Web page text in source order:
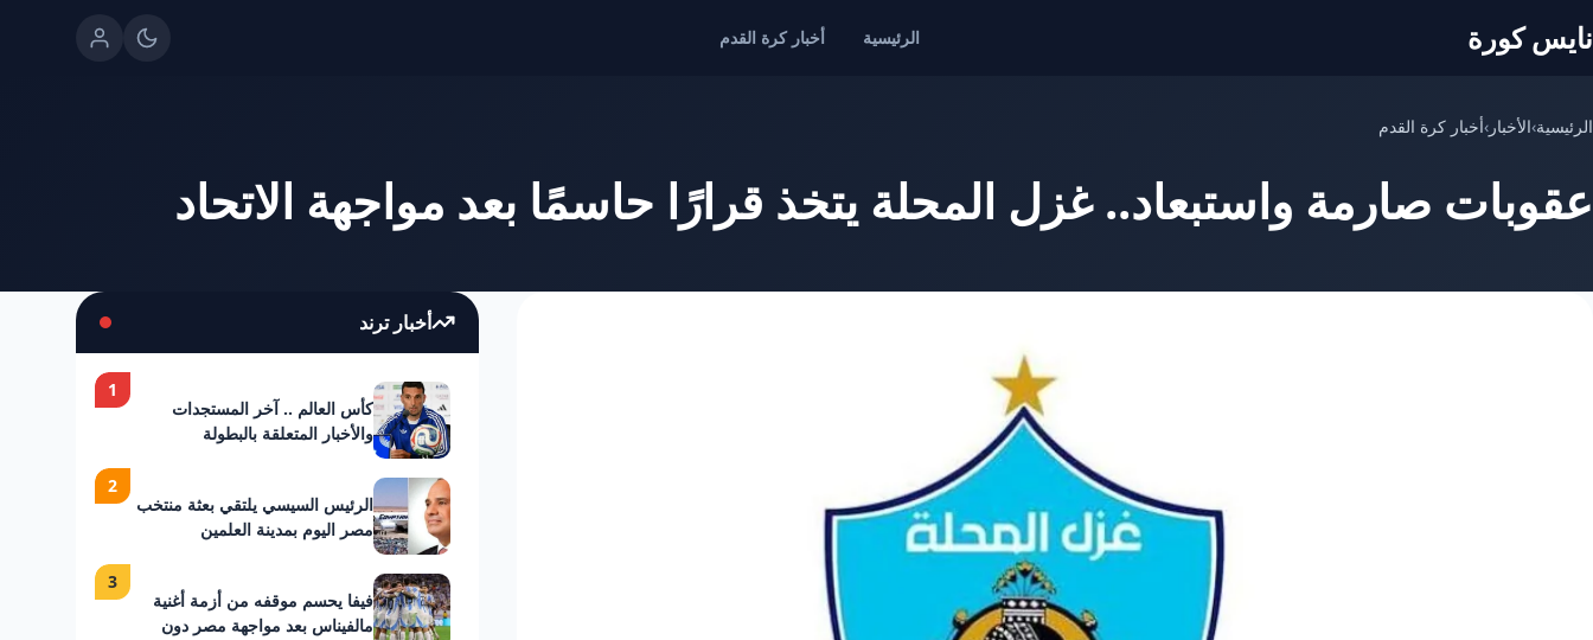
نايس كورة الرئيسية أخبار كرة القدم
الرئيسية›الأخبار ›أخبار كرة القدم
عقوبات صارمة واستبعاد.. غزل المحلة يتخذ قرارًا حاسمًا بعد مواجهة الاتحاد
أخبار ترند
كأس العالم .. آخر المستجدات
والأخبار المتعلقة بالبطولة
1
الرئيس السيسي يلتقي بعثة منتخب
مصر اليوم بمدينة العلمين
2
فيفا يحسم موقفه من أزمة أغنية
مالفيناس بعد مواجهة مصر دون
3